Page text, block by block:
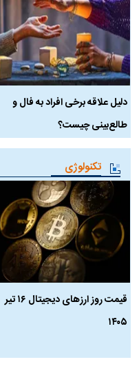
دلیل علاقه برخی افراد به فال و
طالع‌بینی چیست؟
تکنولوژی
قیمت روز ارز‌های دیجیتال ۱۶ تیر
۱۴۰۵